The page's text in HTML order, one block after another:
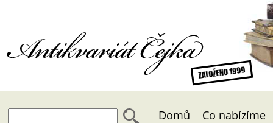
Antikvariát Čejka
Domů Co nabízíme